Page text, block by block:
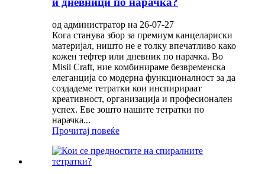
од администратор на 26-07-27
Кога станува збор за премиум канцелариски
материјал, ништо не е толку впечатливо како
кожен тефтер или дневник по нарачка. Во
Misil Craft, ние комбинираме безвременска
елеганција со модерна функционалност за да
создадеме тетратки кои инспирираат
креативност, организација и професионален
успех. Еве зошто нашите тетратки по
нарачка...
Прочитај повеќе